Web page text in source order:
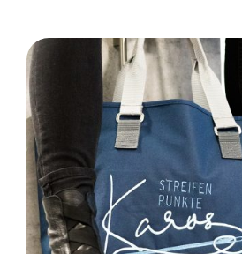
SELECT OPTIONS